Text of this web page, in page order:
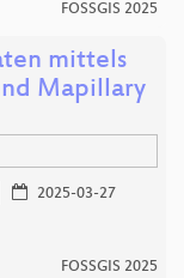
FOSSGIS 2025
mittels
Mapillary
2025-03-27
FOSSGIS 2025